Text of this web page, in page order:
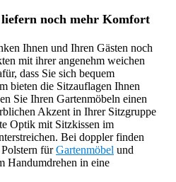
noch mehr Komfort
Ihnen und Ihren Gästen noch
mit ihrer angenehm weichen
dass Sie sich bequem
bieten die Sitzauflagen Ihnen
Sie Ihren Gartenmöbeln einen
Akzent in Ihrer Sitzgruppe
Optik mit Sitzkissen im
Bei doppler finden
fürGartenmöbel und
Handumdrehen in eine